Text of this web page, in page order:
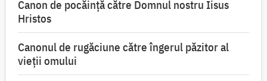
Canon de pocăință către Domnul nostru Iisus
Hristos
Canonul de rugăciune către îngerul păzitor al
vieții omului